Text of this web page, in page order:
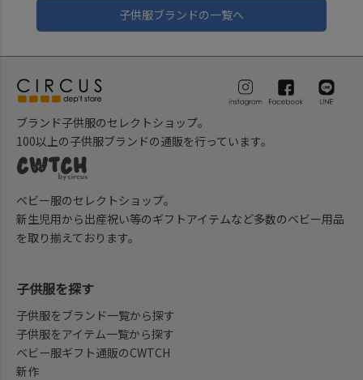
子供服ブランドの一覧へ
ブランド子供服のセレクトショップ。
100以上の子供服ブランドの通販を行っています。
ベビー服のセレクトショップ。
新生児用から出産祝い等のギフトアイテムなど多数のベビー用品
を取り揃えております。
子供服を探す
子供服をブランド一覧から探す
子供服をアイテム一覧から探す
ベビー服ギフト通販のCWTCH
新作